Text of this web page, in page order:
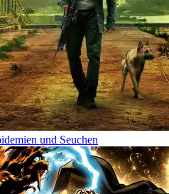
und Seuchen